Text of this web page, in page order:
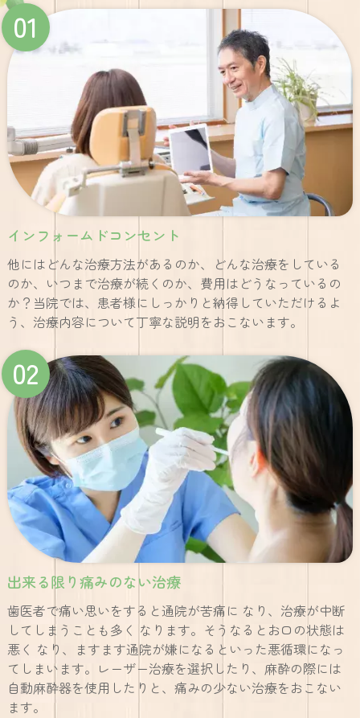
01
インフォームドコンセント
他にはどんな治療方法があるのか、どんな治療をしている
のか、いつまで治療が続くのか、費用はどうなっているの
か？当院では、患者様にしっかりと納得していただけるよ
う、治療内容について丁寧な説明をおこないます。
02
出来る限り痛みのない治療
歯医者で痛い思いをすると通院が苦痛に なり、治療が中断
してしまうことも多く なります。そうなるとお口の状態は
悪く なり、ますます通院が嫌になるといった悪循環になっ
てしまいます。レーザー治療を選択したり、麻酔の際には
自動麻酔器を使用したりと、痛みの少ない治療をおこない
ます。